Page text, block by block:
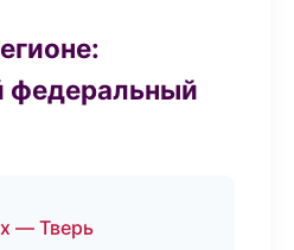
федеральный
— Тверь